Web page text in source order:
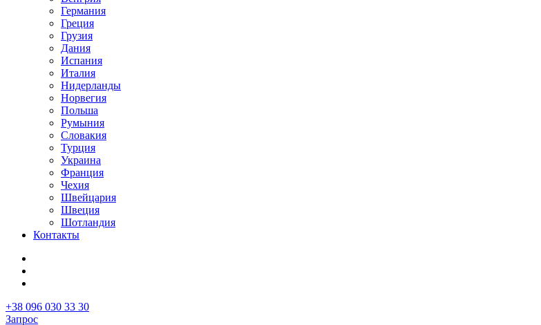
Германия
Греция
Грузия
Дания
Испания
Италия
Нидерланды
Норвегия
Польша
Румыния
Словакия
Турция
Украина
Франция
Чехия
Швейцария
Швеция
Шотландия
Контакты
+38 096 030 33 30
Запрос